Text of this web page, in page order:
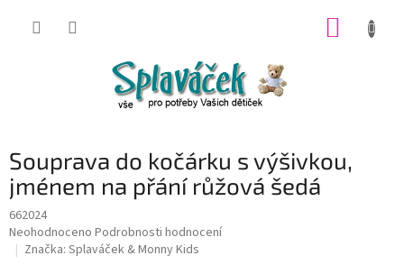
Souprava do kočárku s výšivkou,
jménem na přání růžová šedá
662024
Průměrné
hodnocení
Neohodnoceno Podrobnosti hodnocení
Značka: Splaváček & Monny Kids